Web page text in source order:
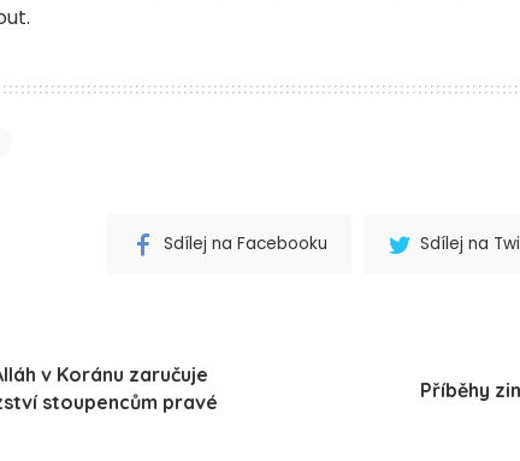
Sdílej na Facebooku Sdílej na
v Koránu zaručuje
stoupencům pravé
Příběhy